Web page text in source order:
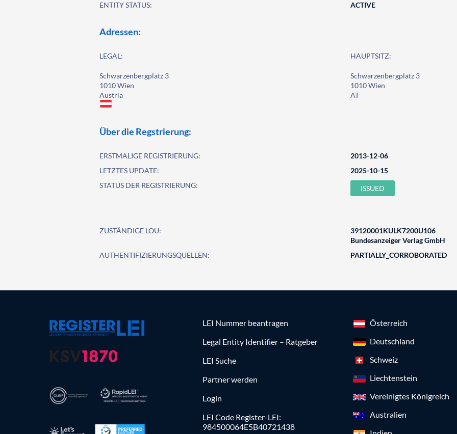
ENTITY STATUS:
ACTIVE
Adressen:
LEGAL:
Schwarzenbergplatz 3
1010 Wien
Austria
HAUPTSITZ:
Schwarzenbergplatz 3
1010 Wien
AT
Über die Regstrierung:
ERSTMALIGE REGISTRIERUNG:
2013-12-06
LETZTES UPDATE:
2025-10-15
STATUS DER REGISTRIERUNG:
ISSUED
ZUSTÄNDIGE LOU:
39120001KULK7200U106
Bundesanzeiger Verlag GmbH
AUTHENTIFIZIERUNGSQUELLEN:
PARTIALLY_CORROBORATED
LEI Nummer beantragen
Legal Entity Identifier – Ratgeber
LEI Suche
Partner werden
Login
LEI Code Register-LEI:
984500064E5B40721438
Österreich
Deutschland
Schweiz
Liechtenstein
Vereinigtes Königreich
Australien